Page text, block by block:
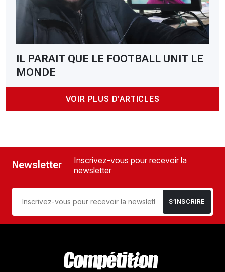
IL PARAIT QUE LE FOOTBALL UNIT LE
MONDE
VOIR PLUS D'ARTICLES
Newsletter
Inscrivez-vous pour recevoir la
newsletter
S’INSCRIRE